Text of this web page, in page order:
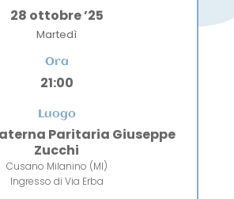
28 ottobre ’25
Martedì
Ora
21:00
Luogo
Paritaria Giuseppe
Zucchi
Cusano Milanino (MI)
Ingresso di Via Erba